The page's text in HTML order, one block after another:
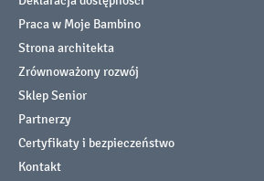
Praca w Moje Bambino
Strona architekta
Zrównoważony rozwój
Sklep Senior
Partnerzy
Certyfikaty i bezpieczeństwo
Kontakt